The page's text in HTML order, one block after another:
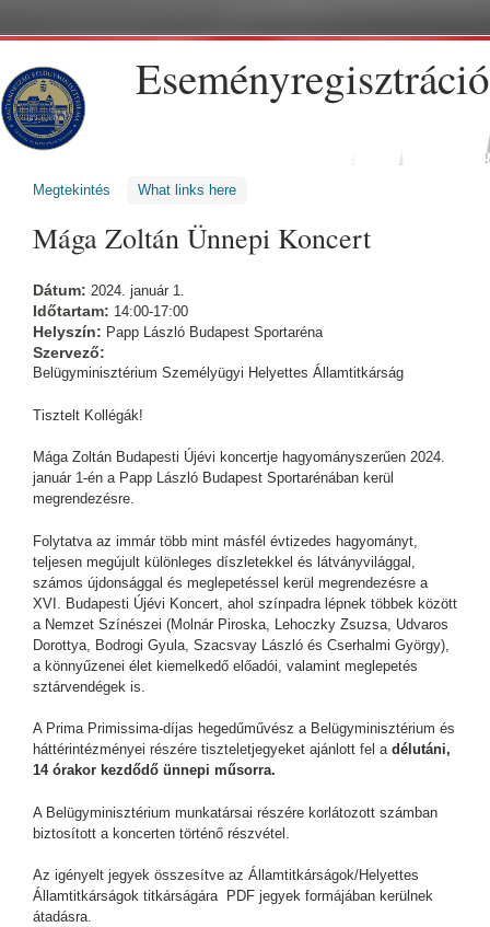
Eseményregisztráció
Megtekintés (aktív fül)
What links here
Mága Zoltán Ünnepi Koncert
Dátum: 2024. január 1.
Időtartam: 14:00-17:00
Helyszín: Papp László Budapest Sportaréna
Szervező:
Belügyminisztérium Személyügyi Helyettes Államtitkárság
Tisztelt Kollégák!
Mága Zoltán Budapesti Újévi koncertje hagyományszerűen 2024.
január 1-én a Papp László Budapest Sportarénában kerül
megrendezésre.
Folytatva az immár több mint másfél évtizedes hagyományt,
teljesen megújult különleges díszletekkel és látványvilággal,
számos újdonsággal és meglepetéssel kerül megrendezésre a
XVI. Budapesti Újévi Koncert, ahol színpadra lépnek többek között
a Nemzet Színészei (Molnár Piroska, Lehoczky Zsuzsa, Udvaros
Dorottya, Bodrogi Gyula, Szacsvay László és Cserhalmi György),
a könnyűzenei élet kiemelkedő előadói, valamint meglepetés
sztárvendégek is.
A Prima Primissima-díjas hegedűművész a Belügyminisztérium és
háttérintézményei részére tiszteletjegyeket ajánlott fel a délutáni,
14 órakor kezdődő ünnepi műsorra.
A Belügyminisztérium munkatársai részére korlátozott számban
biztosított a koncerten történő részvétel.
Az igényelt jegyek összesítve az Államtitkárságok/Helyettes
Államtitkárságok titkárságára PDF jegyek formájában kerülnek
átadásra.